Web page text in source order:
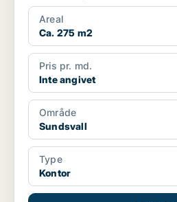
Areal
Ca. 275 m2
Pris pr. md.
Inte angivet
Område
Sundsvall
Type
Kontor